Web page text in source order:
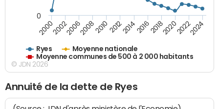
Ryes
Moyenne nationale
Moyenne communes de 500 à 2 000 habitants
200020022006200820102012201420162018202020222024
0
© JDN 2026
Annuité de la dette de Ryes